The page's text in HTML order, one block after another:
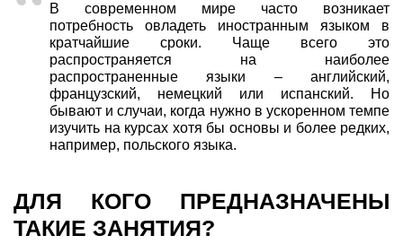
В современном мире часто возникает
потребность овладеть иностранным языком в
кратчайшие сроки. Чаще всего это
распространяется на наиболее
распространенные языки – английский,
французский, немецкий или испанский. Но
бывают и случаи, когда нужно в ускоренном темпе
изучить на курсах хотя бы основы и более редких,
например, польского языка.
ДЛЯ КОГО ПРЕДНАЗНАЧЕНЫ
ТАКИЕ ЗАНЯТИЯ?